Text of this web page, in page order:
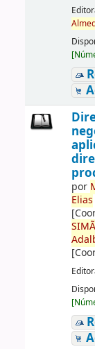
[
por
Elias
[